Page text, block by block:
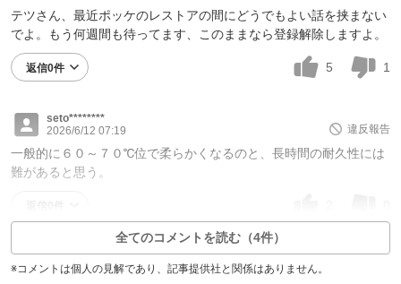
テツさん、最近ポッケのレストアの間にどうでもよい話を挟まない
でよ。もう何週間も待ってます、このままなら登録解除しますよ。
返信0件 5 1
seto********
2026/6/12 07:19
違反報告
一般的に６０～７０℃位で柔らかくなるのと、長時間の耐久性には
難があると思う。
全てのコメントを読む（4件）
※コメントは個人の見解であり、記事提供社と関係はありません。